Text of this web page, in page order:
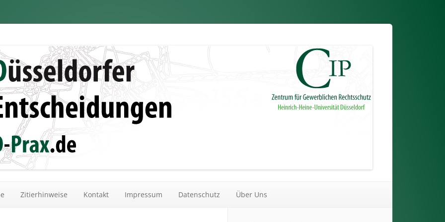
Zitierhinweise Kontakt Impressum Datenschutz Über Uns